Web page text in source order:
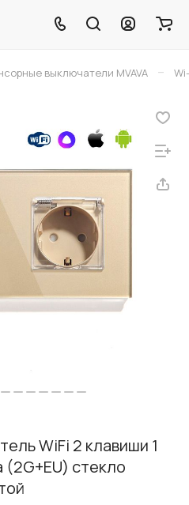
выключатели MVAVA –
WiFi 2 клавиши 1
(2G+EU) стекло